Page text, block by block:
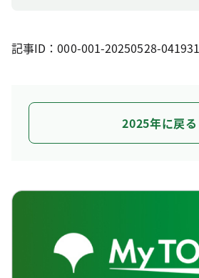
記事ID：000-001-20250528-041931
2025年に戻る